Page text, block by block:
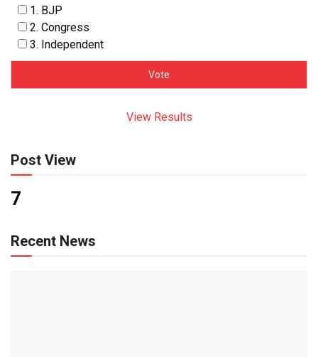
1. BJP
2. Congress
3. Independent
View Results
Post View
7
Recent News